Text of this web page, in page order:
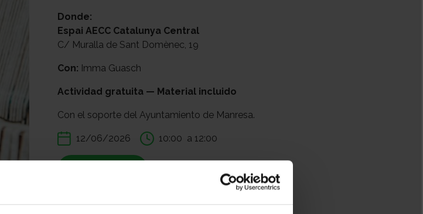
Donde:
Espai AECC Catalunya Central
C/ Muralla de Sant Domènec, 19
Con: Imma Guasch
Actividad gratuita — Material incluido
Con el soporte del Ayuntamiento de Manresa.
12/06/2026 10:00 a 12:00
Compartir: